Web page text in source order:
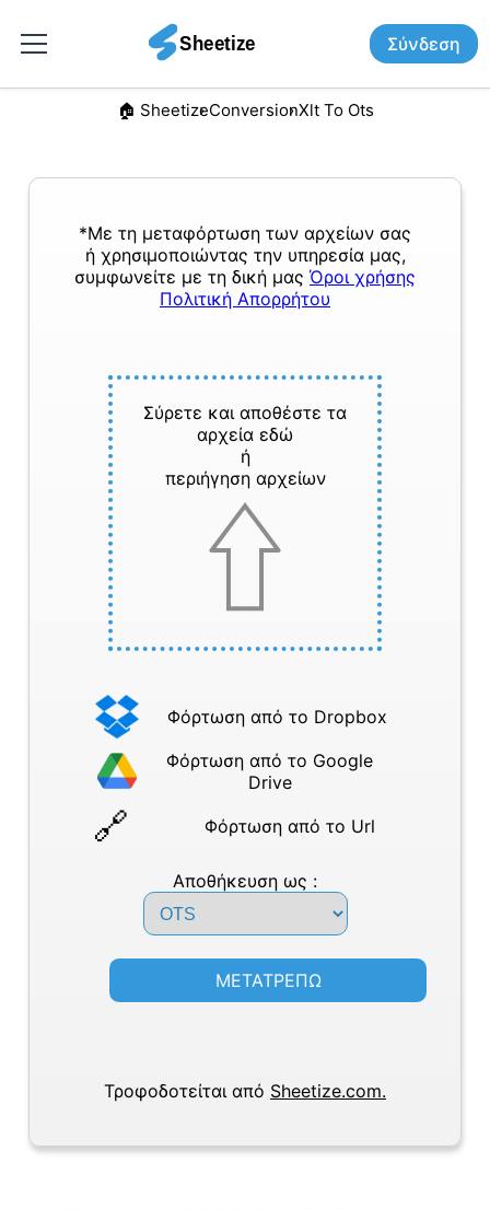
Σύνδεση
🏠︎ SheetizeConversionXlt To Ots
*Με τη μεταφόρτωση των αρχείων σας
ή χρησιμοποιώντας την υπηρεσία μας,
συμφωνείτε με τη δική μας Όροι χρήσης
Πολιτική Απορρήτου
Σύρετε και αποθέστε τα
αρχεία εδώ
ή
περιήγηση αρχείων
Φόρτωση από το Dropbox
Φόρτωση από το Google
Drive
Φόρτωση από το Url
Αποθήκευση ως :
ΜΕΤΑΤΡΕΠΩ
Τροφοδοτείται από Sheetize.com.